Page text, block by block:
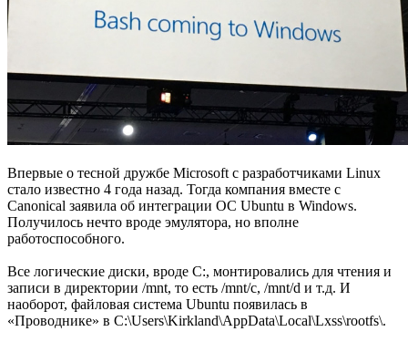
Впервые о тесной дружбе Microsoft с разработчиками Linux
стало известно 4 года назад. Тогда компания вместе с
Canonical заявила об интеграции ОС Ubuntu в Windows.
Получилось нечто вроде эмулятора, но вполне
работоспособного.
Все логические диски, вроде C:, монтировались для чтения и
записи в директории /mnt, то есть /mnt/c, /mnt/d и т.д. И
наоборот, файловая система Ubuntu появилась в
«Проводнике» в C:\Users\Kirkland\AppData\Local\Lxss\rootfs\.